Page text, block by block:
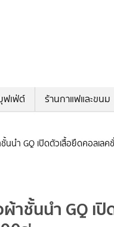
ฟเฟ่ต์ ร้านกาแฟและขนม
นำ GQ เปิดตัวเสื้อยืดคอลเลค
ชั้นนำ GQ เปิ